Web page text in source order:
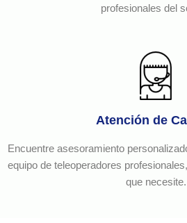
profesionales del
Atención de
Encuentre asesoramiento
equipo de teleoperadores
que necesite.